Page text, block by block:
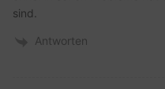
sind.
Antworten